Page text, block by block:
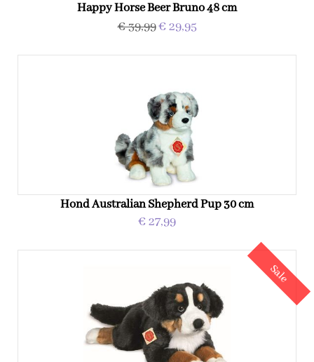
Happy Horse Beer Bruno 48 cm
€ 39,99€ 29,95
Hond Australian Shepherd Pup 30 cm
€ 27,99
Sale